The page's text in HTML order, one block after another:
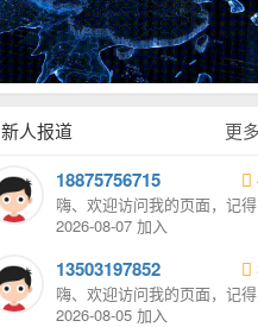
新人报道 更多
18875756715
嗨、欢迎访问我的页面，记
我发消息哦。
2026-08-07 加入
13503197852
嗨、欢迎访问我的页面，记
我发消息哦。
2026-08-05 加入